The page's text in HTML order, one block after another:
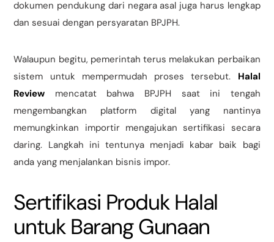
dokumen pendukung dari negara asal juga harus lengkap
dan sesuai dengan persyaratan BPJPH.
Walaupun begitu, pemerintah terus melakukan perbaikan
sistem untuk mempermudah proses tersebut. Halal
Review mencatat bahwa BPJPH saat ini tengah
mengembangkan platform digital yang nantinya
memungkinkan importir mengajukan sertifikasi secara
daring. Langkah ini tentunya menjadi kabar baik bagi
anda yang menjalankan bisnis impor.
Sertifikasi Produk Halal
untuk Barang Gunaan